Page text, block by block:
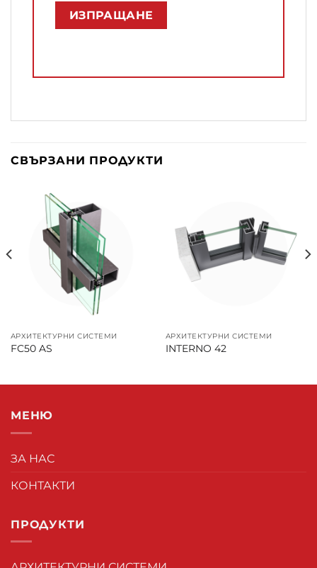
СВЪРЗАНИ ПРОДУКТИ
АРХИТЕКТУРНИ СИСТЕМИ
FC50 AS
АРХИТЕКТУРНИ СИСТЕМИ
INTERNO 42
МЕНЮ
ЗА НАС
КОНТАКТИ
ПРОДУКТИ